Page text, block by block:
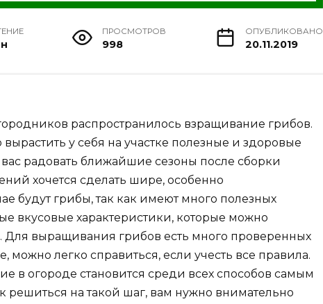
ПРОСМОТРОВ
998
ОПУБЛИКОВАНО
20.11.2019
распространилось взращивание грибов.
вырастить у себя на участке полезные и здоровые
радовать ближайшие сезоны после сборки
хочется сделать шире, особенно
будут грибы, так как имеют много полезных
вкусовые характеристики, которые можно
Для выращивания грибов есть много проверенных
можно легко справиться, если учесть все правила.
в огороде становится среди всех способов самым
решиться на такой шаг, вам нужно внимательно